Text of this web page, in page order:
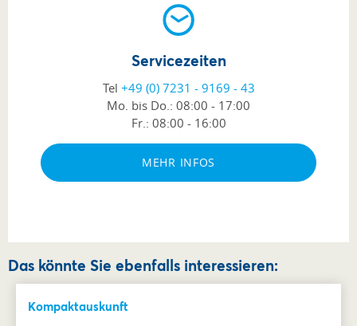
Servicezeiten
Tel +49 (0) 7231 - 9169 - 43
Mo. bis Do.: 08:00 - 17:00
Fr.: 08:00 - 16:00
MEHR INFOS
Das könnte Sie ebenfalls interessieren:
Kompaktauskunft